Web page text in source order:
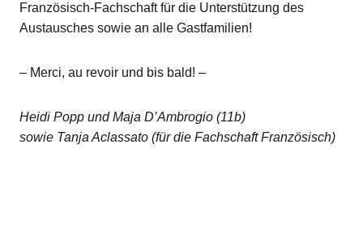
Französisch-Fachschaft für die Unterstützung des
Austausches sowie an alle Gastfamilien!
– Merci, au revoir und bis bald! –
Heidi Popp und Maja D’Ambrogio (11b)
sowie Tanja Aclassato (für die Fachschaft Französisch)